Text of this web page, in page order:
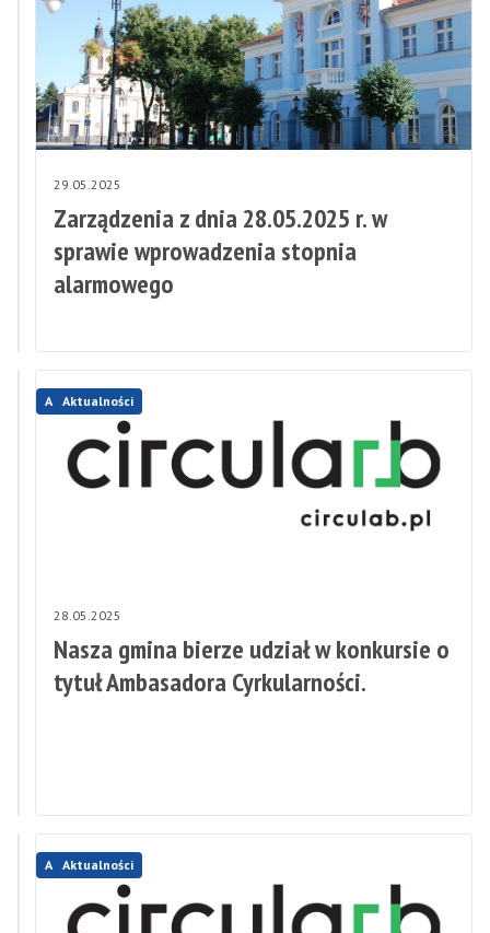
30.05.2025
Dzień
Dziecka
29.05.2025
Zarządzenia z dnia 28.05.2025 r. w
sprawie wprowadzenia stopnia
alarmowego
Aktualności
28.05.2025
Dzień
Dziecka
Aktualności
28.05.2025
Nasza gmina bierze udział w konkursie o
tytuł Ambasadora Cyrkularności.
Aktualności
Aktualności